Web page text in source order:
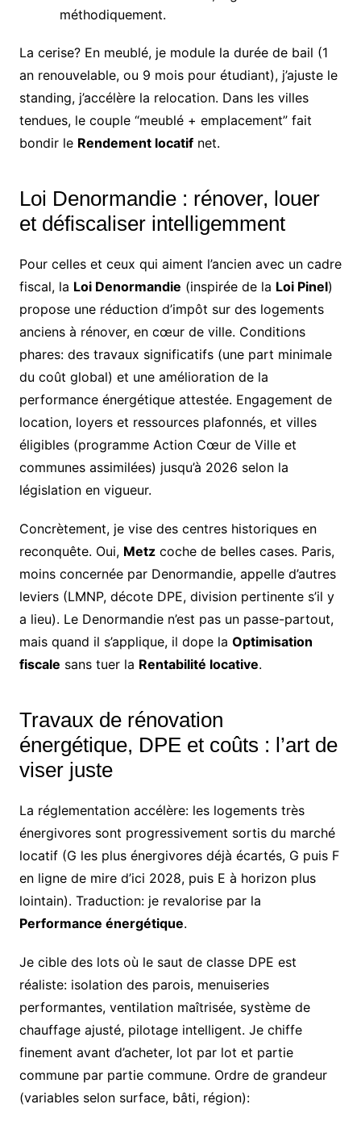
méthodiquement.
La cerise? En meublé, je module la durée de bail (1
an renouvelable, ou 9 mois pour étudiant), j’ajuste le
standing, j’accélère la relocation. Dans les villes
tendues, le couple “meublé + emplacement” fait
bondir le Rendement locatifnet.
Loi Denormandie : rénover, louer
et défiscaliser intelligemment
Pour celles et ceux qui aiment l’ancien avec un cadre
fiscal, la Loi Denormandie (inspirée de la Loi Pinel)
propose une réduction d’impôt sur des logements
anciens à rénover, en cœur de ville. Conditions
phares: des travaux significatifs (une part minimale
du coût global) et une amélioration de la
performance énergétique attestée. Engagement de
location, loyers et ressources plafonnés, et villes
éligibles (programme Action Cœur de Ville et
communes assimilées) jusqu’à 2026 selon la
législation en vigueur.
Concrètement, je vise des centres historiques en
reconquête. Oui, Metzcoche de belles cases. Paris,
moins concernée par Denormandie, appelle d’autres
leviers (LMNP, décote DPE, division pertinente s’il y
a lieu). Le Denormandie n’est pas un passe-partout,
mais quand il s’applique, il dope la Optimisation
fiscale sans tuer la Rentabilité locative.
Travaux de rénovation
énergétique, DPE et coûts : l’art de
viser juste
La réglementation accélère: les logements très
énergivores sont progressivement sortis du marché
locatif (G les plus énergivores déjà écartés, G puis F
en ligne de mire d’ici 2028, puis E à horizon plus
lointain). Traduction: je revalorise par la
Performance énergétique.
Je cible des lots où le saut de classe DPE est
réaliste: isolation des parois, menuiseries
performantes, ventilation maîtrisée, système de
chauffage ajusté, pilotage intelligent. Je chiffe
finement avant d’acheter, lot par lot et partie
commune par partie commune. Ordre de grandeur
(variables selon surface, bâti, région):